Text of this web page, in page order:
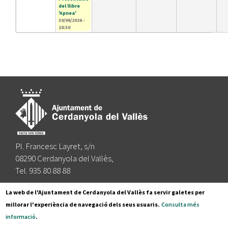
del llibre
'Apnea'
30/06/2026 -
18:30
Pl. Francesc Layret, s/n
08290 Cerdanyola del Vallès,
Tel. 935 80 88 88
Segueix-nos a:
La web de l'Ajuntament de Cerdanyola del Vallès fa servir galetes per
millorar l'experiència de navegació dels seus usuaris. Consulta més
informació.